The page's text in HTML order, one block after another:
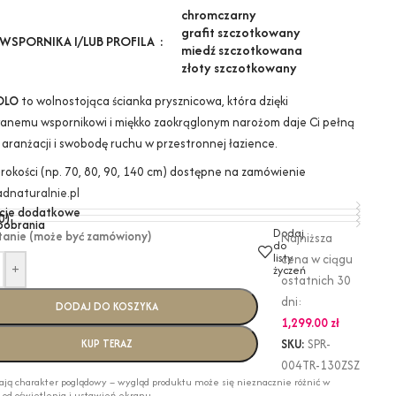
I/LUB PROFILA
chromczarny
grafit szczotkowany
miedź szczotkowana
złoty szczotkowany
to wolnostojąca ścianka prysznicowa, która dzięki
wspornikowi i miękko zaokrąglonym narożom daje Ci pełną
i swobodę ruchu w przestronnej łazience.
(np. 70, 80, 90, 140 cm) dostępne na zamówienie
dodatkowe
(może być zamówiony)
+
DODAJ DO KOSZYKA
KUP TERAZ
Dodaj
do
listy
życzeń
Najniższa
cena w ciągu
ostatnich 30
dni:
1,299.00 zł
SKU:SPR-
004TR-130ZSZ
charakter poglądowy – wygląd produktu może się nieznacznie różnić w